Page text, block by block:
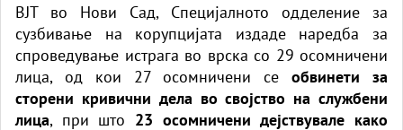
ВЈТ во Нови Сад, Специјалното одделение за
сузбивање на корупцијата издаде наредба за
спроведување истрага во врска со 29 осомничени
лица, од кои 27 осомничени сеобвинети за
сторени кривични дела во својство на службени
лица, при што 23 осомничени дејствувале како